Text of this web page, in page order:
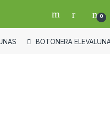
0
BOTONERA